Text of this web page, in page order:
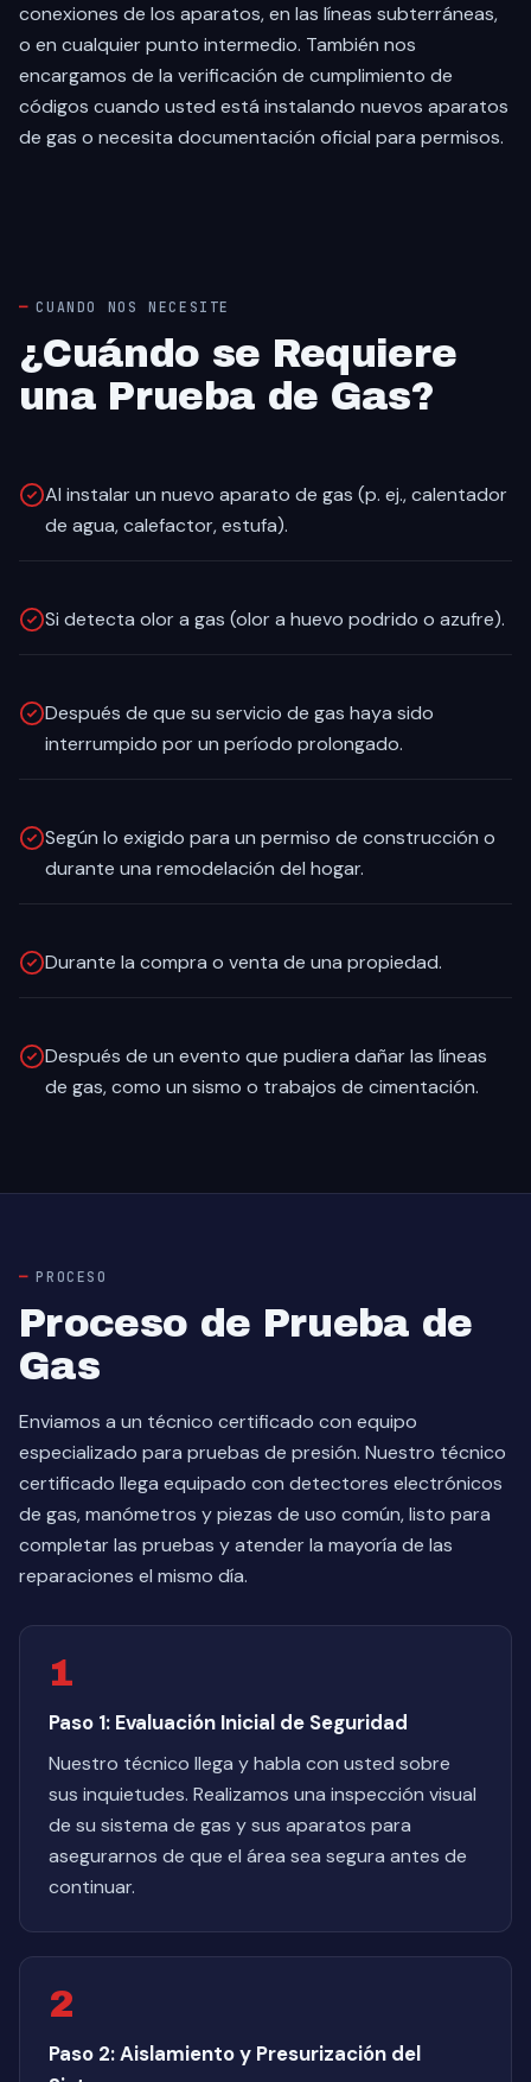
conexiones de los aparatos, en las líneas subterráneas,
o en cualquier punto intermedio. También nos
encargamos de la verificación de cumplimiento de
códigos cuando usted está instalando nuevos aparatos
de gas o necesita documentación oficial para permisos.
CUANDO NOS NECESITE
¿Cuándo se Requiere
una Prueba de Gas?
Al instalar un nuevo aparato de gas (p. ej., calentador
de agua, calefactor, estufa).
Si detecta olor a gas (olor a huevo podrido o azufre).
Después de que su servicio de gas haya sido
interrumpido por un período prolongado.
Según lo exigido para un permiso de construcción o
durante una remodelación del hogar.
Durante la compra o venta de una propiedad.
Después de un evento que pudiera dañar las líneas
de gas, como un sismo o trabajos de cimentación.
PROCESO
Proceso de Prueba de
Gas
Enviamos a un técnico certificado con equipo
especializado para pruebas de presión. Nuestro técnico
certificado llega equipado con detectores electrónicos
de gas, manómetros y piezas de uso común, listo para
completar las pruebas y atender la mayoría de las
reparaciones el mismo día.
1
Paso 1: Evaluación Inicial de Seguridad
Nuestro técnico llega y habla con usted sobre
sus inquietudes. Realizamos una inspección visual
de su sistema de gas y sus aparatos para
asegurarnos de que el área sea segura antes de
continuar.
2
Paso 2: Aislamiento y Presurización del